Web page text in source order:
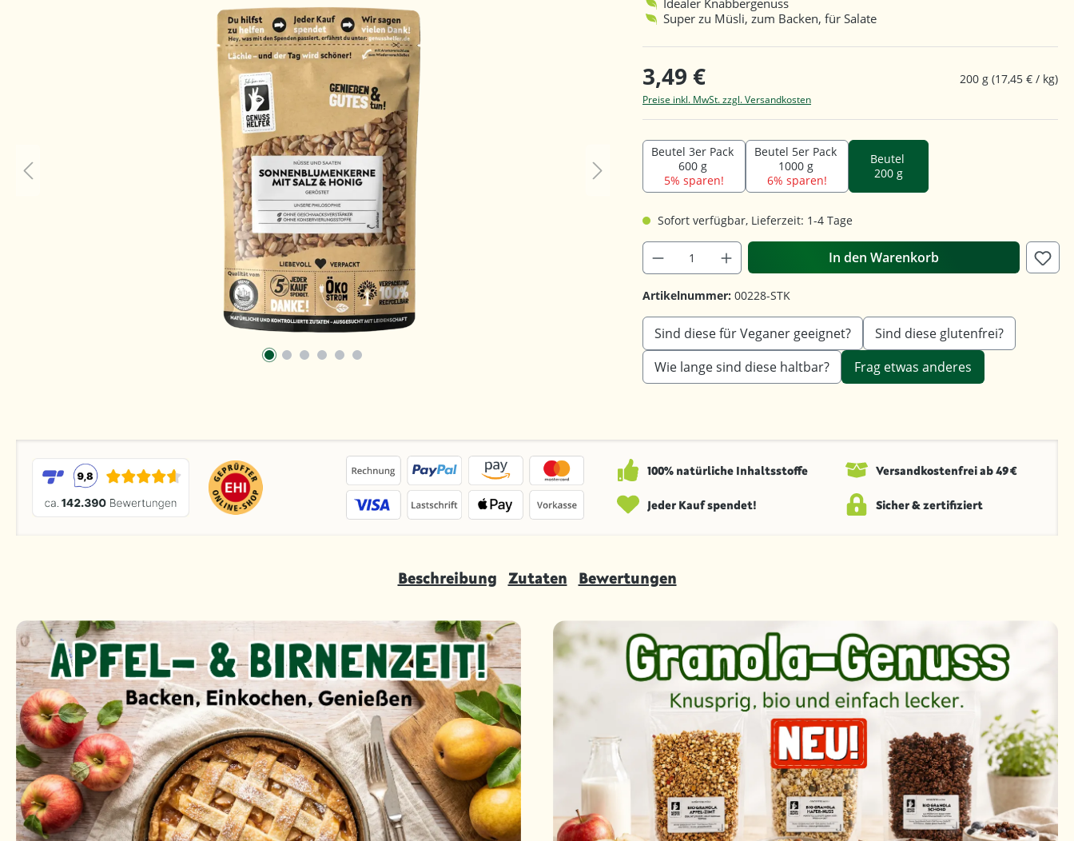
Super zu Müsli, zum Backen, für Salate
3,49 € 200 g (17,45 € / kg)
Preise inkl. MwSt. zzgl. Versandkosten
Beutel 3er Pack
600 g
5% sparen!
Beutel 5er Pack
1000 g
6% sparen!
Beutel
200 g
Sofort verfügbar, Lieferzeit: 1-4 Tage
In den Warenkorb
Artikelnummer: 00228-STK
Sind diese für Veganer geeignet?
Sind diese glutenfrei?
Wie lange sind diese haltbar?
Frag etwas anderes
100% natürliche Inhaltsstoffe Versandkosten­frei ab 49 €
Jeder Kauf spendet! Sicher & zertifiziert
Beschreibung Zutaten Bewertungen